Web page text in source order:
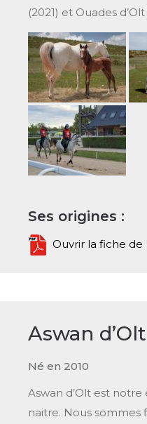
(2021) et Ouades
Ses origines :
Ouvrir la fiche de
Aswan d’Olt
Né en 2010
Aswan d’Olt est
naitre. Nous sommes